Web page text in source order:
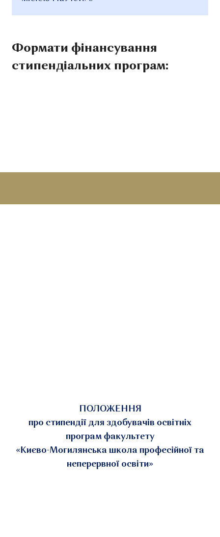
Формати фінансування
стипендіальних програм:
ПОЛОЖЕННЯ
про стипендії для здобувачів освітніх
програм факультету
«Києво-Могилянська школа професійної та
неперервної освіти»